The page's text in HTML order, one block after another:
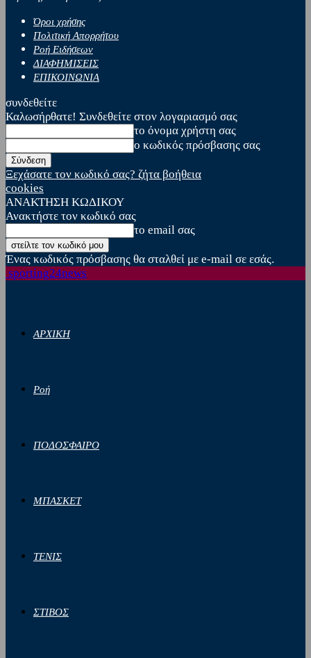
Όροι χρήσης
Πολιτική Απορρήτου
Ροή Ειδήσεων
ΔΙΑΦΗΜΙΣΕΙΣ
ΕΠΙΚΟΙΝΩΝΙΑ
συνδεθείτε
Καλωσήρθατε! Συνδεθείτε στον λογαριασμό σας
το όνομα χρήστη σας
ο κωδικός πρόσβασης σας
Ξεχάσατε τον κωδικό σας? ζήτα βοήθεια
cookies
ΑΝΑΚΤΗΣΗ ΚΩΔΙΚΟΥ
Ανακτήστε τον κωδικό σας
το email σας
Ένας κωδικός πρόσβασης θα σταλθεί με e-mail σε εσάς.
sporting24news
ΑΡΧΙΚΗ
Ροή
ΠΟΔΟΣΦΑΙΡΟ
ΜΠΑΣΚΕΤ
ΤΕΝΙΣ
ΣΤΙΒΟΣ